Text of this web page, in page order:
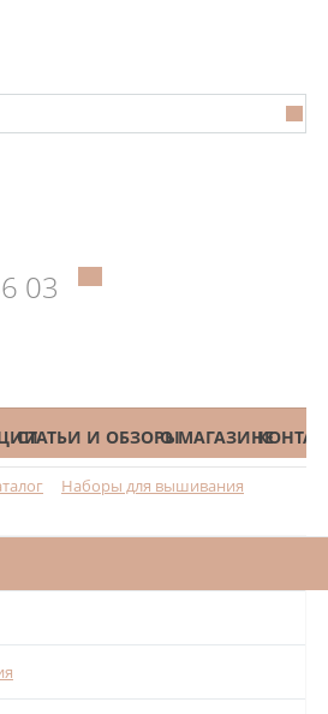
03
СТАТЬИ И ОБЗОРЫО МАГАЗИНЕ
Наборы для вышивания